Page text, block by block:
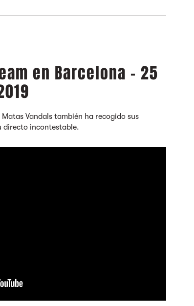
en Barcelona - 25
Vandals también ha recogido sus
directo incontestable.